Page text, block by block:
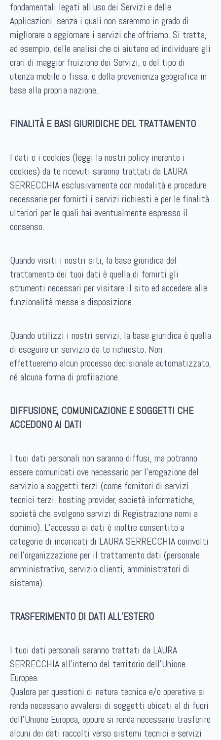
fondamentali legati all’uso dei Servizi e delle
Applicazioni, senza i quali non saremmo in grado di
migliorare o aggiornare i servizi che offriamo. Si tratta,
ad esempio, delle analisi che ci aiutano ad individuare gli
orari di maggior fruizione dei Servizi, o del tipo di
utenza mobile o fissa, o della provenienza geografica in
base alla propria nazione.
FINALITÀ E BASI GIURIDICHE DEL TRATTAMENTO
I dati e i cookies (leggi la nostri policy inerente i
cookies) da te ricevuti saranno trattati da LAURA
SERRECCHIA esclusivamente con modalità e procedure
necessarie per fornirti i servizi richiesti e per le finalità
ulteriori per le quali hai eventualmente espresso il
consenso.
Quando visiti i nostri siti, la base giuridica del
trattamento dei tuoi dati è quella di fornirti gli
strumenti necessari per visitare il sito ed accedere alle
funzionalità messe a disposizione.
Quando utilizzi i nostri servizi, la base giuridica è quella
di eseguire un servizio da te richiesto. Non
effettueremo alcun processo decisionale automatizzato,
né alcuna forma di profilazione.
DIFFUSIONE, COMUNICAZIONE E SOGGETTI CHE
ACCEDONO AI DATI
I tuoi dati personali non saranno diffusi, ma potranno
essere comunicati ove necessario per l’erogazione del
servizio a soggetti terzi (come fornitori di servizi
tecnici terzi, hosting provider, società informatiche,
società che svolgono servizi di Registrazione nomi a
dominio). L’accesso ai dati è inoltre consentito a
categorie di incaricati di LAURA SERRECCHIA coinvolti
nell’organizzazione per il trattamento dati (personale
amministrativo, servizio clienti, amministratori di
sistema).
TRASFERIMENTO DI DATI ALL’ESTERO
I tuoi dati personali saranno trattati da LAURA
SERRECCHIA all’interno del territorio dell’Unione
Europea.
Qualora per questioni di natura tecnica e/o operativa si
renda necessario avvalersi di soggetti ubicati al di fuori
dell’Unione Europea, oppure si renda necessario trasferire
alcuni dei dati raccolti verso sistemi tecnici e servizi